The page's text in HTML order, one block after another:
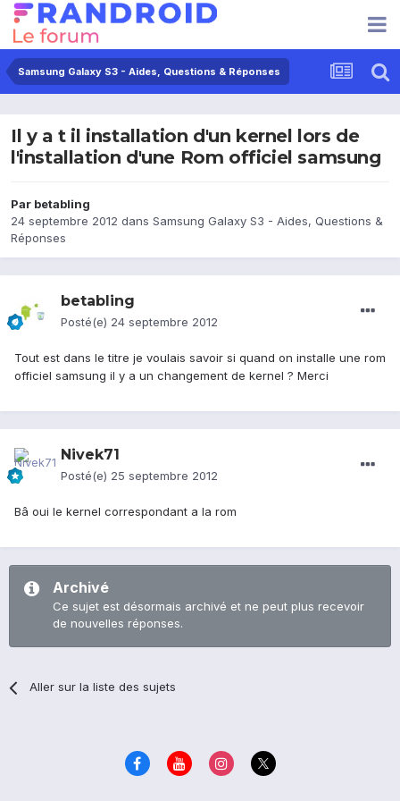
Samsung Galaxy S3 - Aides, Questions & Réponses
Il y a t il installation d'un kernel lors de
l'installation d'une Rom officiel samsung
Par betabling
24 septembre 2012 dans Samsung Galaxy S3 - Aides, Questions &
Réponses
betabling
Posté(e) 24 septembre 2012
Tout est dans le titre je voulais savoir si quand on installe une rom
officiel samsung il y a un changement de kernel ? Merci
Nivek71
Posté(e) 25 septembre 2012
Bâ oui le kernel correspondant a la rom
Archivé
Ce sujet est désormais archivé et ne peut plus recevoir
de nouvelles réponses.
Aller sur la liste des sujets